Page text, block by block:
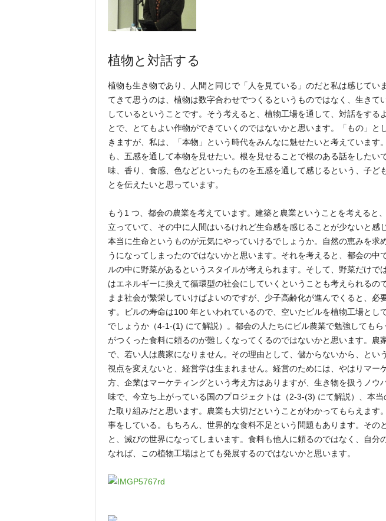
植物と対話する
植物も生き物であり、人間と同じで「人を見ている」のだと私は感じてい
てきて思うのは、植物は数字合わせでつくるというものではなく、生きて
しているということです。そう考えると、植物工場を通して、対話をする
とで、とてもよい作物ができていくのではないかと思います。「もの」と
きますが、私は、「本物」という時代をみんなに魅せたいと考えています
も、五感を通して本物を見せたい。根を見せることで根のある話をしたい
味、香り、食感、色などといったものを五感を通して感じるという、子ど
とを伝えたいと思っています。
もう1 つ、都会の農業を考えています。建築と農業ということを考えると
立っていて、その中に人間はいるけれど生命感を感じることが少ないと感
本当に生命というものが元気にやっていけるでしょうか。自然の恵みを求
うになってしまったのではないかと思います。それを考えると、都会の中
ルの中に野菜があるというスタイルが考えられます。そして、野菜だけで
はエネルギーに換えて循環型の社会にしていくということも考えられるの
まま社会が繁栄していけばよいのですが、少子高齢化が進んでくると、必
す。ビルの寿命は100 年といわれているので、空いたビルを植物工場とし
でしょうか（4-1-(1) にて解説）。都会の人たちにビル農業で勉強しても
がつくった食料に頼るのが難しくなってくるのではないかと思います。農
で、若い人は農家になりません。その理由として、儲からないから、とい
視点を変えないと、経営学は生まれません。経営のためには、やはりマー
方、企業はマーケティングという考え方はありますが、生き物を扱うノウ
味で、今立ち上がっている国のプロジェクトは（2-3-(3) にて解説）、本
た取り組みだと思います。農業も大切だということがわかってもらえます
事をしている。もちろん、世界的な食料不足という問題もあります。その
と、滅びの世界になってしまいます。食料も他人に頼るのではなく、自分
なれば、この植物工場はとても発展するのではないかと思います。